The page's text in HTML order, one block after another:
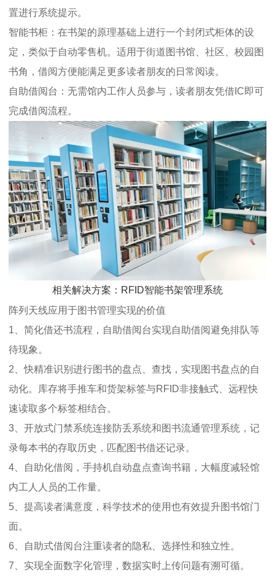
置进行系统提示。
智能书柜：在书架的原理基础上进行一个封闭式柜体的设
定，类似于自动零售机。适用于街道图书馆、社区、校园图
书角，借阅方便能满足更多读者朋友的日常阅读。
自助借阅台：无需馆内工作人员参与，读者朋友凭借IC即可
完成借阅流程。
相关解决方案：RFID智能书架管理系统
阵列天线应用于图书管理实现的价值
1、简化借还书流程，自助借阅台实现自助借阅避免排队等
待现象。
2、快精准识别进行图书的盘点、查找，实现图书盘点的自
动化。库存将手推车和货架标签与RFID非接触式、远程快
速读取多个标签相结合。
3、开放式门禁系统连接防丢系统和图书流通管理系统，记
录每本书的存取历史，匹配图书借还记录。
4、自助化借阅，手持机自动盘点查询书籍，大幅度减轻馆
内工人人员的工作量。
5、提高读者满意度，科学技术的使用也有效提升图书馆门
面。
6、自助式借阅台注重读者的隐私、选择性和独立性。
7、实现全面数字化管理，数据实时上传问题有溯可循。